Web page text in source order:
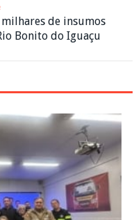
de insumos
Bonito do Iguaçu